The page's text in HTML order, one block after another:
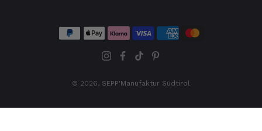
© 2026, SEPP'Manufaktur Südtirol